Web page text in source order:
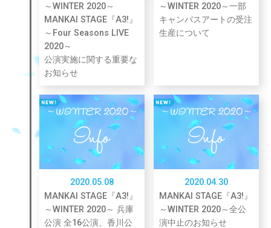
～WINTER 2020～
MANKAI STAGE『A3!』
～Four Seasons LIVE
2020～
公演実施に関する重要な
お知らせ
～WINTER 2020～一部
キャンバスアートの受注
生産について
2020.05.08
MANKAI STAGE『A3!』
～WINTER 2020～ 兵庫
公演 全16公演、香川公
2020.04.30
MANKAI STAGE『A3!』
～WINTER 2020～全公
演中止のお知らせ